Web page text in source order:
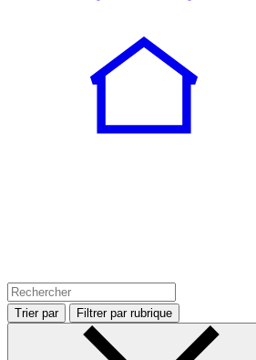
Trier par Filtrer par rubrique